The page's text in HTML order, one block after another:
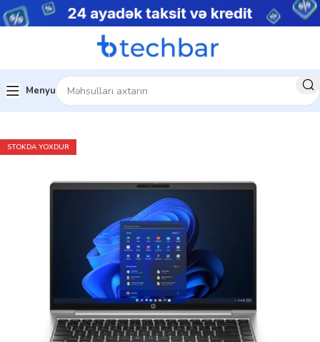
Menyu
Ev Noutbuklar HP Notebook
STOKDA YOXDUR